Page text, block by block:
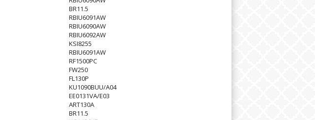
BR11.5
RBIU6091AW
RBIU6090AW
RBIU6092AW
KSI8255
RBIU6091AW
RF1500PC
FW250
FL130P
KU1090BUU/A04
EE0131VA/E03
ART130A
BR11.5